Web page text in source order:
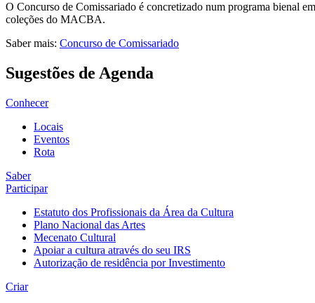
O Concurso de Comissariado é concretizado num programa bienal
coleções do MACBA.
Saber mais: Concurso de Comissariado
Sugestões de Agenda
Conhecer
Locais
Eventos
Rota
Saber
Participar
Estatuto dos Profissionais da Área da Cultura
Plano Nacional das Artes
Mecenato Cultural
Apoiar a cultura através do seu IRS
Autorização de residência por Investimento
Criar